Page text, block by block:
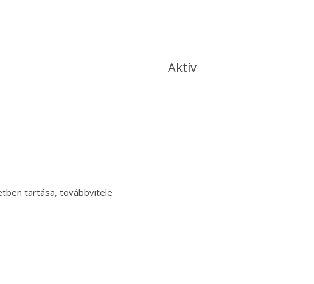
Aktív
tartása, továbbvitele